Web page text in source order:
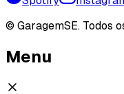
© GaragemSE. Todos
Menu